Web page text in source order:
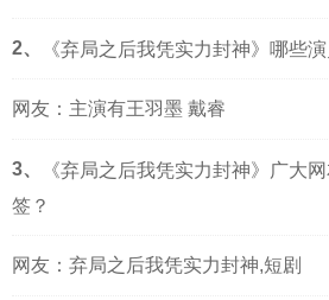
2、 《弃局之后我凭实力封神》哪些
网友：主演有王羽墨 戴睿
3、
《弃局之后我凭实力封神》广大
签？
网友：弃局之后我凭实力封神,短剧